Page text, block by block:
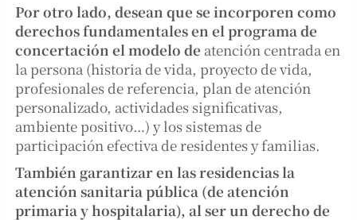
Por otro lado, desean que se incorporen como
derechos fundamentales en el programa de
concertación el modelo de atención centrada en
la persona (historia de vida, proyecto de vida,
profesionales de referencia, plan de atención
personalizado, actividades significativas,
ambiente positivo…) y los sistemas de
participación efectiva de residentes y familias.
También garantizar en las residencias la
atención sanitaria pública (de atención
primaria y hospitalaria), al ser un derecho de